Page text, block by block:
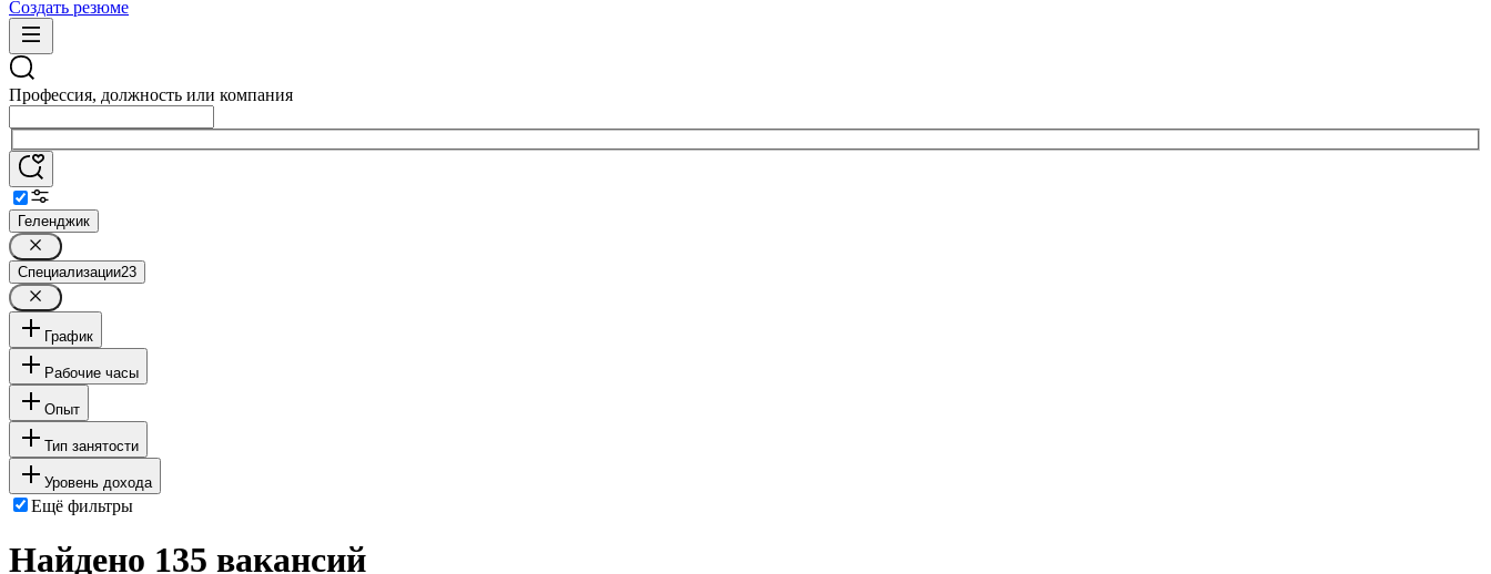
Создать резюме
Профессия, должность или компания
Геленджик
Специализации23
График
Рабочие часы
Опыт
Тип занятости
Уровень дохода
Ещё фильтры
Найдено 135 вакансий